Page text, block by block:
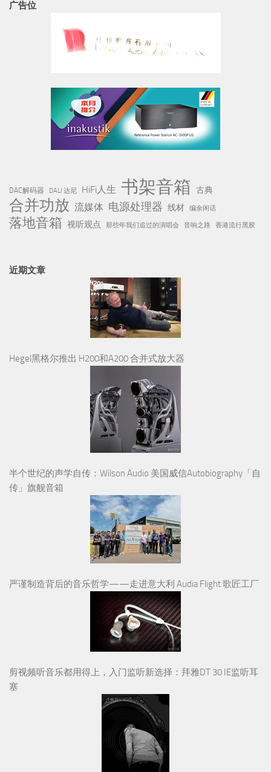
广告位
DAC解码器 DALI 达尼 HiFi人生 书架音箱 古典
合并功放 流媒体 电源处理器 线材 编余闲话
落地音箱 视听观点 那些年我们追过的演唱会 音响之路 香港流行黑胶
近期文章
Hegel黑格尔推出 H200和A200 合并式放大器
半个世纪的声学自传：Wilson Audio 美国威信Autobiography「自
传」旗舰音箱
严谨制造背后的音乐哲学——走进意大利 Audia Flight 歌匠工厂
剪视频听音乐都用得上，入门监听新选择：拜雅DT 30 IE监听耳
塞